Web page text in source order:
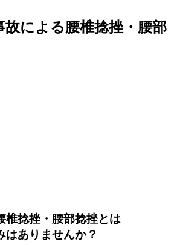
故による腰椎捻挫・腰部
椎捻挫・腰部捻挫とは
はありませんか？